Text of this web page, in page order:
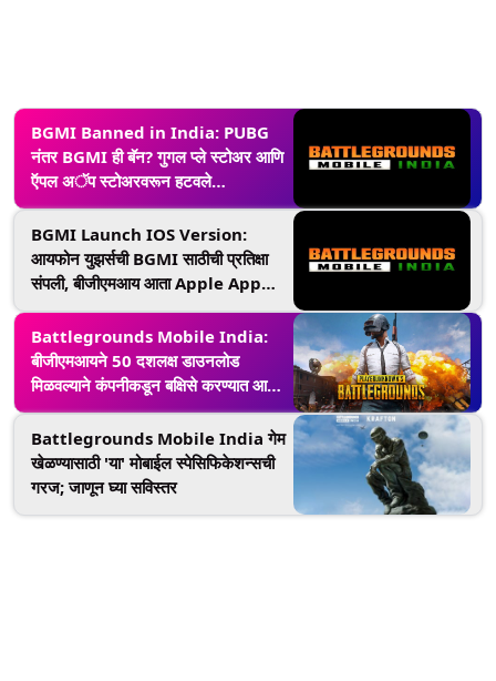
BGMI Banned in India: PUBG
नंतर BGMI ही बॅन? गुगल प्ले स्टोअर आणि
ऍपल अॅप स्टोअरवरून हटवले
बॅटलग्राउंड्स मोबाईल इंडिया
BGMI Launch IOS Version:
आयफोन युझर्सची BGMI साठीची प्रतिक्षा
संपली, बीजीएमआय आता Apple App
Store उपलब्ध
Battlegrounds Mobile India:
बीजीएमआयने 50 दशलक्ष डाउनलोड
मिळवल्याने कंपनीकडून बक्षिसे करण्यात आली
जाहीर
Battlegrounds Mobile India गेम
खेळण्यासाठी 'या' मोबाईल स्पेसिफिकेशन्सची
गरज; जाणून घ्या सविस्तर